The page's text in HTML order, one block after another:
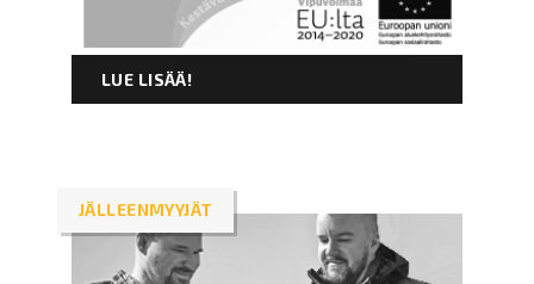
LUE LISÄÄ!
JÄLLEENMYYJÄT